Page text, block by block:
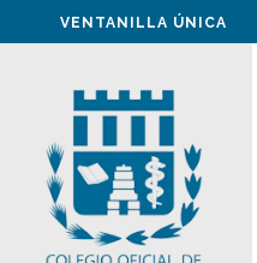
VENTANILLA ÚNICA